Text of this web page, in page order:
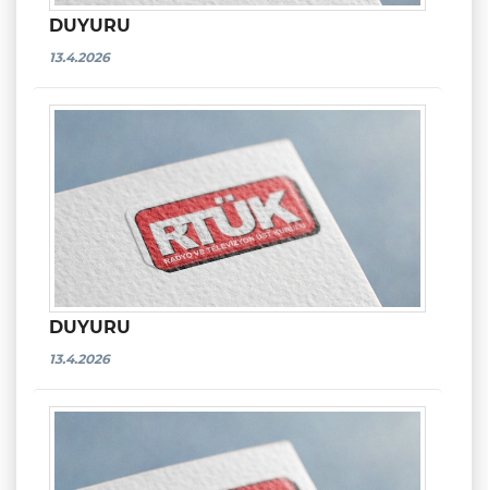
DUYURU
13.4.2026
DUYURU
13.4.2026